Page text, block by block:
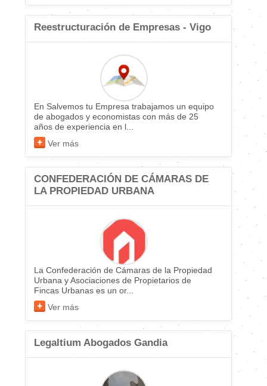
Reestructuración de Empresas - Vigo
En Salvemos tu Empresa trabajamos un equipo
de abogados y economistas con más de 25
años de experiencia en l...
Ver más
CONFEDERACIÓN DE CÁMARAS DE
LA PROPIEDAD URBANA
La Confederación de Cámaras de la Propiedad
Urbana y Asociaciones de Propietarios de
Fincas Urbanas es un or...
Ver más
Legaltium Abogados Gandia